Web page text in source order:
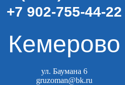
+7 902-755-44-22
Кемерово
ул. Баумана 6
gruzoman@bk.ru